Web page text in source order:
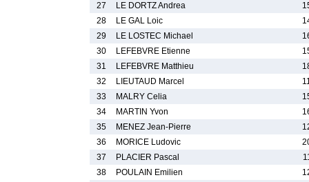
27
LE DORTZ Andrea
28
LE GAL Loic
29
LE LOSTEC Michael
30
LEFEBVRE Etienne
31
LEFEBVRE Matthieu
32
LIEUTAUD Marcel
33
MALRY Celia
34
MARTIN Yvon
35
MENEZ Jean-Pierre
36
MORICE Ludovic
37
PLACIER Pascal
38
POULAIN Emilien